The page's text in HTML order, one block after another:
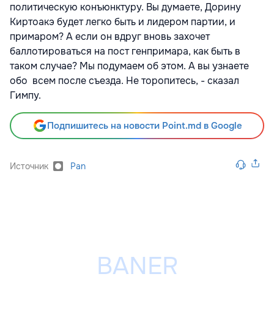
политическую конъюнктуру. Вы думаете, Дорину
Киртоакэ будет легко быть и лидером партии, и
примаром? А если он вдруг вновь захочет
баллотироваться на пост генпримара, как быть в
таком случае? Мы подумаем об этом. А вы узнаете
обо всем после съезда. Не торопитесь, - сказал
Гимпу.
Подпишитесь на новости Point.md в Google
Источник Pan